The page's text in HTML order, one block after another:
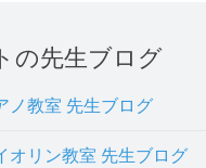
の先生ブログ
ノ教室 先生ブログ
オリン教室 先生ブログ